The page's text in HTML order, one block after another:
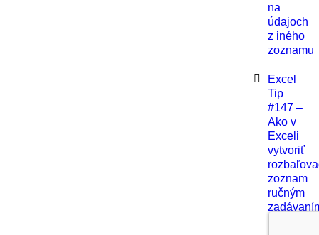
na
údajoch
z iného
zoznamu
Excel
Tip
#147 –
Ako v
Exceli
vytvoriť
zoznam
ručným